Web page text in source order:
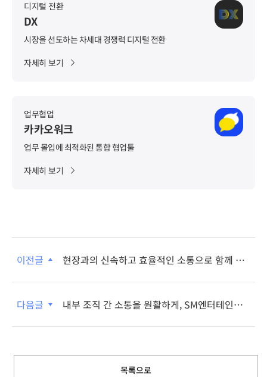
디지털 전환
DX
시장을 선도하는 차세대 경쟁력 디지털 전환
자세히 보기
업무협업
카카오워크
업무 몰입에 최적화된 통합 협업툴
자세히 보기
이전글
현장과의 신속하고 효율적인 소통으로 함께 성
다음글
내부 조직 간 소통을 원활하게, SM엔터테인먼
목록으로